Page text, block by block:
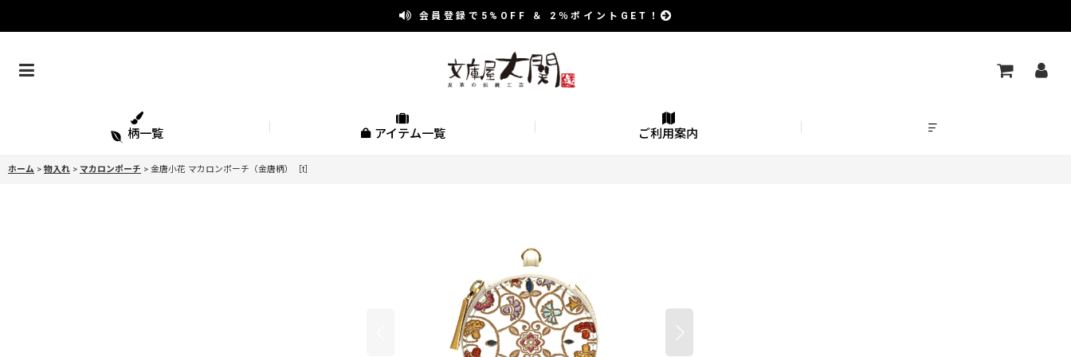
会員登録で 5%OFF ＆ 2％ポイントGET！
柄一覧 アイテム一覧 ご利用案内
ホーム > 物入れ > マカロンポーチ > 金唐小花 マカロンポーチ（金唐柄）［t］